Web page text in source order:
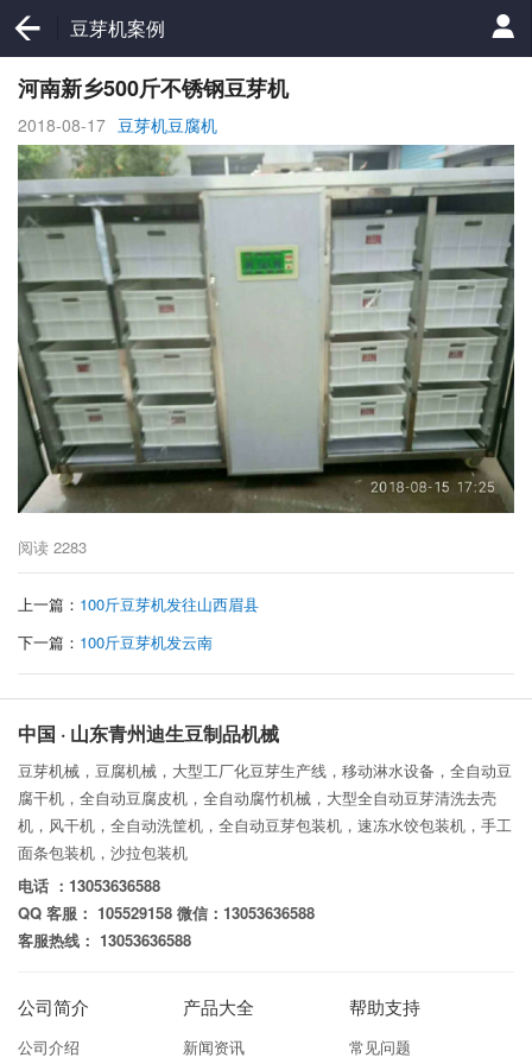
豆芽机案例
河南新乡500斤不锈钢豆芽机
2018-08-17 豆芽机豆腐机
阅读 2283
上一篇： 100斤豆芽机发往山西眉县
下一篇： 100斤豆芽机发云南
中国 · 山东青州迪生豆制品机械
豆芽机械，豆腐机械，大型工厂化豆芽生产线，移动淋水设备，全自动豆
腐干机，全自动豆腐皮机，全自动腐竹机械，大型全自动豆芽清洗去壳
机，风干机，全自动洗筐机，全自动豆芽包装机，速冻水饺包装机，手工
面条包装机，沙拉包装机
电话 ：13053636588
QQ 客服： 105529158 微信：13053636588
客服热线： 13053636588
公司简介
公司介绍
产品大全
新闻资讯
帮助支持
常见问题